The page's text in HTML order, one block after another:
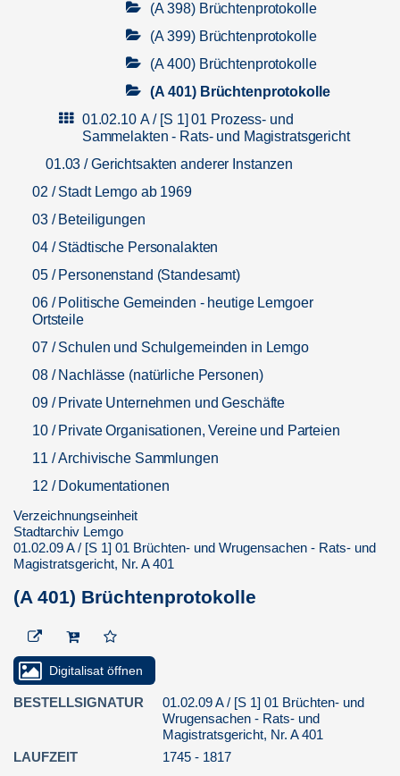
(A 398) Brüchtenprotokolle
(A 399) Brüchtenprotokolle
(A 400) Brüchtenprotokolle
(A 401) Brüchtenprotokolle
01.02.10 A / [S 1] 01 Prozess- und
Sammelakten - Rats- und Magistratsgericht
01.03 / Gerichtsakten anderer Instanzen
02 / Stadt Lemgo ab 1969
03 / Beteiligungen
04 / Städtische Personalakten
05 / Personenstand (Standesamt)
06 / Politische Gemeinden - heutige Lemgoer
Ortsteile
07 / Schulen und Schulgemeinden in Lemgo
08 / Nachlässe (natürliche Personen)
09 / Private Unternehmen und Geschäfte
10 / Private Organisationen, Vereine und Parteien
11 / Archivische Sammlungen
12 / Dokumentationen
13 / Bibliotheken
14 / Sammlungen städtische Museen
15 / Laufende Archivverwaltung
Verzeichnungseinheit
Stadtarchiv Lemgo
01.02.09 A / [S 1] 01 Brüchten- und Wrugensachen - Rats- und
Magistratsgericht, Nr. A 401
(A 401) Brüchtenprotokolle
Digitalisat öffnen
BESTELLSIGNATUR
01.02.09 A / [S 1] 01 Brüchten- und
Wrugensachen - Rats- und
Magistratsgericht, Nr. A 401
LAUFZEIT
1745 - 1817